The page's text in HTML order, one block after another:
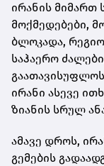
ირანის მიმართ
მოქმედებები,
ბლოკადა,
საჰაერო
ირანი ასევე
ზიანის სრულ
ამავე დროს,
გემების